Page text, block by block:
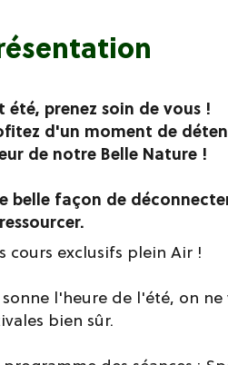
été, prenez soin de vous !
d'un moment de
de notre Belle Nature !
belle façon de
cours exclusifs plein Air !
sonne l'heure de l'été, on
bien sûr.